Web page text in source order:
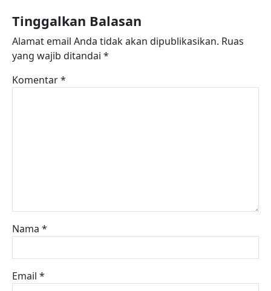
Tinggalkan Balasan
Alamat email Anda tidak akan dipublikasikan. Ruas
yang wajib ditandai *
Komentar*
Nama *
Email *